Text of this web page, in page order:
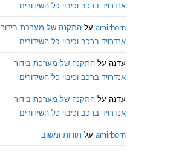
אנדרויד ברכב וכיבוי כל השידורים
amirborn על התקנה של מערכת בידור
אנדרויד ברכב וכיבוי כל השידורים
עדנה על התקנה של מערכת בידור
אנדרויד ברכב וכיבוי כל השידורים
עדנה על התקנה של מערכת בידור
אנדרויד ברכב וכיבוי כל השידורים
amirborn על תודות ומשוב